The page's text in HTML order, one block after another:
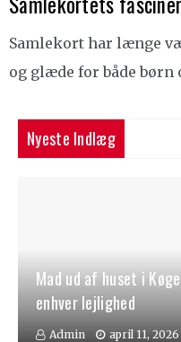
Samlekort har længe
og glæde for både børn
Nyeste Indlæg
Mad ud af huset i
enhver lejlighed
Admin april 11, 2026